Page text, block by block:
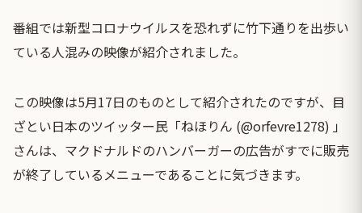
番組では新型コロナウイルスを恐れずに竹下通りを出歩い
ている人混みの映像が紹介されました。
この映像は5月17日のものとして紹介されたのですが、目
ざとい日本のツイッター民「ねほりん (@orfevre1278) 」
さんは、マクドナルドのハンバーガーの広告がすでに販売
が終了しているメニューであることに気づきます。